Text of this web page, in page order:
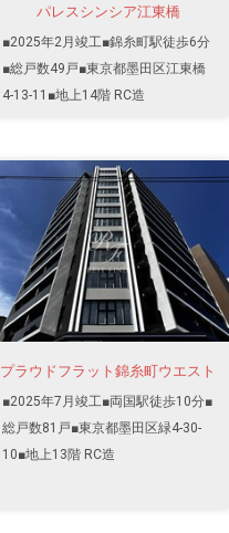
パレスシンシア江東橋
■2025年2月竣工■錦糸町駅徒歩6分
■総戸数49戸■東京都墨田区江東橋
4-13-11■地上14階 RC造
プラウドフラット錦糸町ウエスト
■2025年7月竣工■両国駅徒歩10分■
総戸数81戸■東京都墨田区緑4-30-
10■地上13階 RC造